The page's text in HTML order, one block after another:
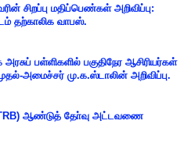
சிறப்பு மதிப்பெண்கள் அறிவிப்பு:
தற்காலிக வாபஸ்.
பள்ளிகளில் பகுதிநேர ஆசிரியர்கள்
அமைச்சர் மு.க.ஸ்டாலின் அறிவிப்பு.
(TRB) ஆண்டுத் தோ்வு அட்டவணை